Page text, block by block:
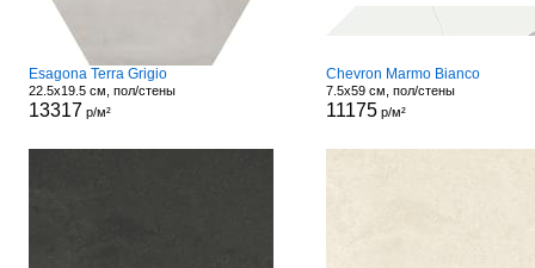
Esagona Terra Grigio
22.5x19.5 см, пол/стены
13317 р/м²
Chevron Marmo Bianco
7.5x59 см, пол/стены
11175р/м²